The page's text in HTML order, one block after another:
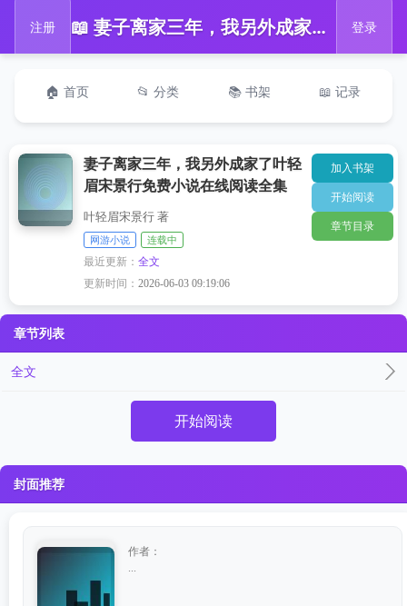
注册 📖 妻子离家三年，我另外成家了叶轻眉宋景行免费小说在线阅读全集 登录
🏠 首页 📂 分类 📚 书架 📖 记录
妻子离家三年，我另外成家了叶轻
眉宋景行免费小说在线阅读全集
叶轻眉宋景行 著
网游小说 连载中
最近更新：全文
更新时间：2026-06-03 09:19:06
加入书架
开始阅读
章节目录
章节列表
全文
开始阅读
封面推荐
作者：